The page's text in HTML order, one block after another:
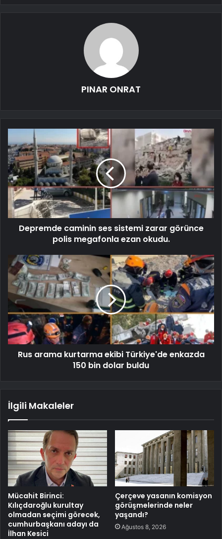
PINAR ONRAT
Depremde caminin ses sistemi zarar görünce
polis megafonla ezan okudu.
Rus arama kurtarma ekibi Türkiye'de enkazda
150 bin dolar buldu
İlgili Makaleler
Mücahit Birinci:
Kılıçdaroğlu kurultay
olmadan seçimi görecek,
cumhurbaşkanı adayı da
İlhan Kesici
Çerçeve yasanın komisyon
görüşmelerinde neler
yaşandı?
Ağustos 8, 2026